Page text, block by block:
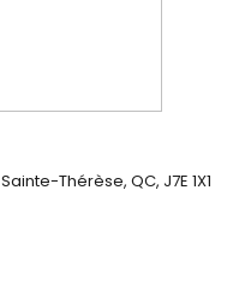
Sainte-Thérèse, QC, J7E 1X1